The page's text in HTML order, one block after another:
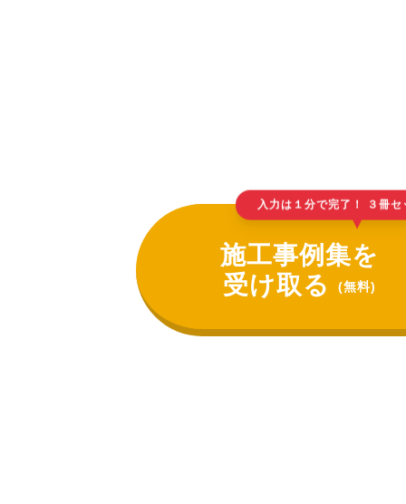
入力は１分で完了！ ３冊セ
▲
施工事例集を
受け取る(無料)